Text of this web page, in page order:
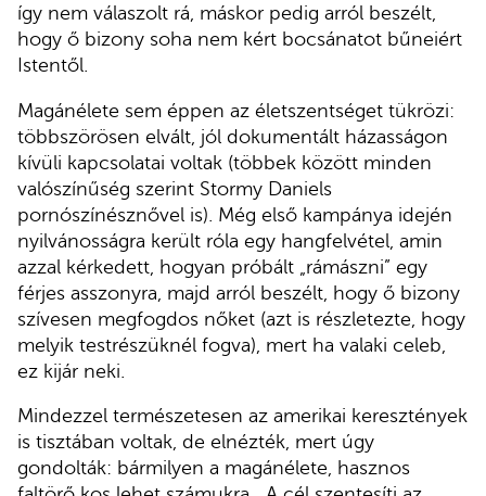
így nem válaszolt rá, máskor pedig arról beszélt,
hogy ő bizony soha nem kért bocsánatot bűneiért
Istentől.
Magánélete sem éppen az életszentséget tükrözi:
többszörösen elvált, jól dokumentált házasságon
kívüli kapcsolatai voltak (többek között minden
valószínűség szerint Stormy Daniels
pornószínésznővel is). Még első kampánya idején
nyilvánosságra került róla egy hangfelvétel, amin
azzal kérkedett, hogyan próbált „rámászni” egy
férjes asszonyra, majd arról beszélt, hogy ő bizony
szívesen megfogdos nőket (azt is részletezte, hogy
melyik testrészüknél fogva), mert ha valaki celeb,
ez kijár neki.
Mindezzel természetesen az amerikai keresztények
is tisztában voltak, de elnézték, mert úgy
gondolták: bármilyen a magánélete, hasznos